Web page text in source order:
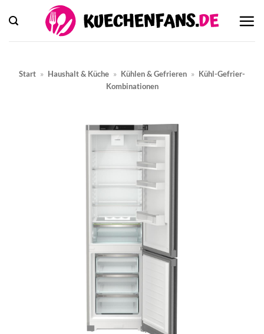
Inhalt
springen
Start » Haushalt & Küche » Kühlen & Gefrieren » Kühl-Gefrier-
Kombinationen